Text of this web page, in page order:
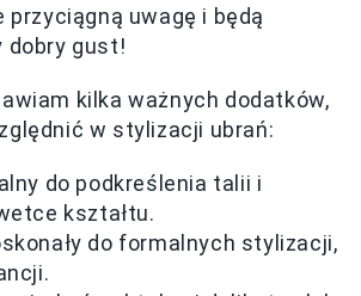
przyciągną uwagę i będą
dobry gust!
kilka ważnych dodatków,
w stylizacji ubrań:
do podkreślenia talii i
kształtu.
do formalnych stylizacji,